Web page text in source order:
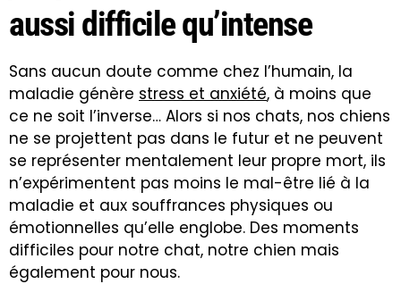
aussi difficile qu’intense
Sans aucun doute comme chez l’humain, la
maladie génère stress et anxiété, à moins que
ce ne soit l’inverse… Alors si nos chats, nos chiens
ne se projettent pas dans le futur et ne peuvent
se représenter mentalement leur propre mort, ils
n’expérimentent pas moins le mal-être lié à la
maladie et aux souffrances physiques ou
émotionnelles qu’elle englobe. Des moments
difficiles pour notre chat, notre chien mais
également pour nous.